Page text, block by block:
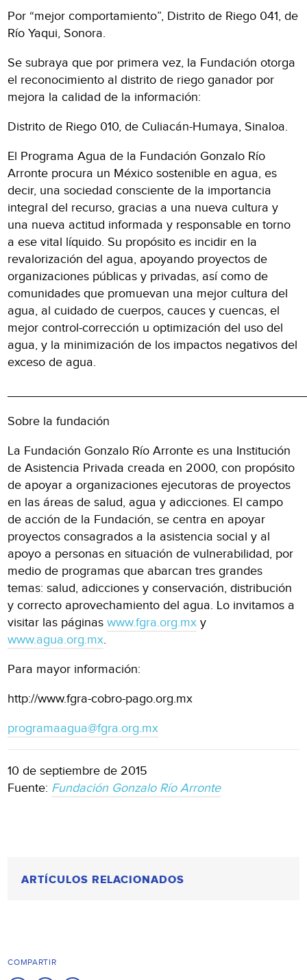
Por “mejor comportamiento”, Distrito de Riego 041, de
Río Yaqui, Sonora.
Se subraya que por primera vez, la Fundación otorga
el reconocimiento al distrito de riego ganador por
mejora la calidad de la información:
Distrito de Riego 010, de Culiacán-Humaya, Sinaloa.
El Programa Agua de la Fundación Gonzalo Río
Arronte procura un México sostenible en agua, es
decir, una sociedad consciente de la importancia
integral del recurso, gracias a una nueva cultura y
una nueva actitud informada y responsable en torno
a ese vital líquido. Su propósito es incidir en la
revalorización del agua, apoyando proyectos de
organizaciones públicas y privadas, así como de
comunidades que promuevan una mejor cultura del
agua, al cuidado de cuerpos, cauces y cuencas, el
mejor control-corrección u optimización del uso del
agua, y la minimización de los impactos negativos del
exceso de agua.
Sobre la fundación
La Fundación Gonzalo Río Arronte es una Institución
de Asistencia Privada creada en 2000, con propósito
de apoyar a organizaciones ejecutoras de proyectos
en las áreas de salud, agua y adicciones. El campo
de acción de la Fundación, se centra en apoyar
proyectos consagrados a la asistencia social y al
apoyo a personas en situación de vulnerabilidad, por
medio de programas que abarcan tres grandes
temas: salud, adicciones y conservación, distribución
y correcto aprovechamiento del agua. Lo invitamos a
visitar las páginaswww.fgra.org.mx y
www.agua.org.mx.
Para mayor información:
http://www.fgra-cobro-pago.org.mx
programaagua@fgra.org.mx
10 de septiembre de 2015
Fuente: Fundación Gonzalo Río Arronte
ARTÍCULOS RELACIONADOS
COMPARTIR